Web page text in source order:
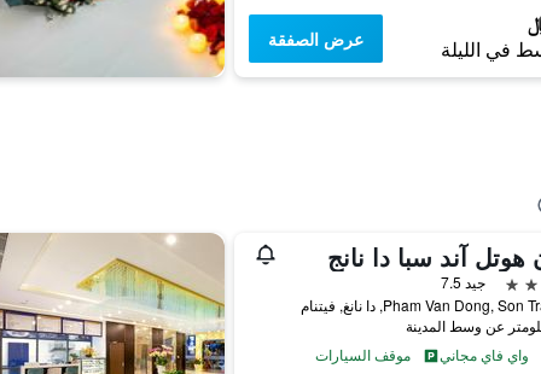
في الليلة عرض الصفقة
هوتل آند سبا دا نانج
جيد 7.5
واي فاي مجاني موقف السيارات